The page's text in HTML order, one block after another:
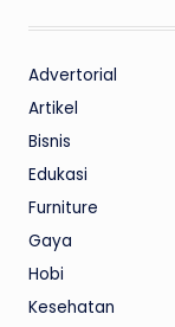
Advertorial
Artikel
Bisnis
Edukasi
Furniture
Gaya
Hobi
Kesehatan